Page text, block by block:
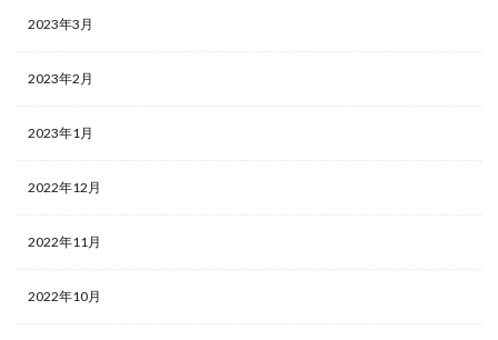
2023年3月
2023年2月
2023年1月
2022年12月
2022年11月
2022年10月